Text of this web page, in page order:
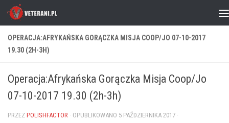
Skip to content
OPERACJA:AFRYKAŃSKA GORĄCZKA MISJA COOP/JO 07-10-2017
19.30 (2H-3H)
Operacja:Afrykańska Gorączka Misja Coop/Jo
07-10-2017 19.30 (2h-3h)
PRZEZ POLISHFACTOR · OPUBLIKOWANO 5 PAŹDZIERNIKA 2017 ·